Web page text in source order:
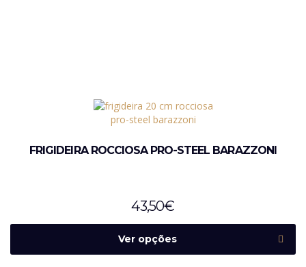
FRIGIDEIRA ROCCIOSA PRO-STEEL BARAZZONI
43,50€
Ver opções